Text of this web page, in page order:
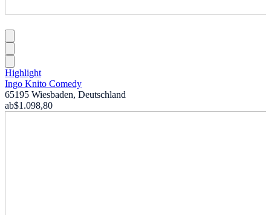
Highlight
Ingo Knito Comedy
65195 Wiesbaden, Deutschland
ab$1.098,80